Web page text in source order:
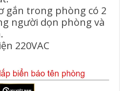
gắn trong phòng có 2
người dọn phòng và
220VAC